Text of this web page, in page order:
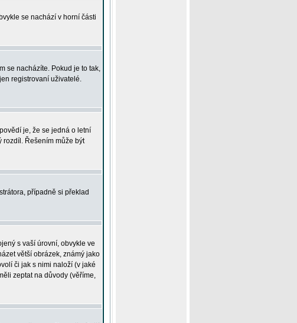
se nachází v horní části
se nacházíte. Pokud je to tak,
registrovaní uživatelé.
je, že se jedná o letní
rozdíl. Řešením může být
případně si překlad
s vaší úrovní, obvykle ve
větší obrázek, známý jako
či jak s nimi naloží (v jaké
zeptat na důvody (věříme,